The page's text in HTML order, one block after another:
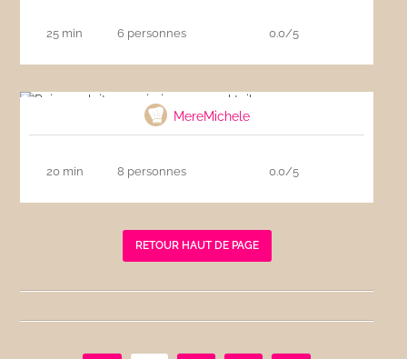
25 min 6 personnes 0.0/5
MereMichele
20 min 8 personnes 0.0/5
RETOUR HAUT DE PAGE